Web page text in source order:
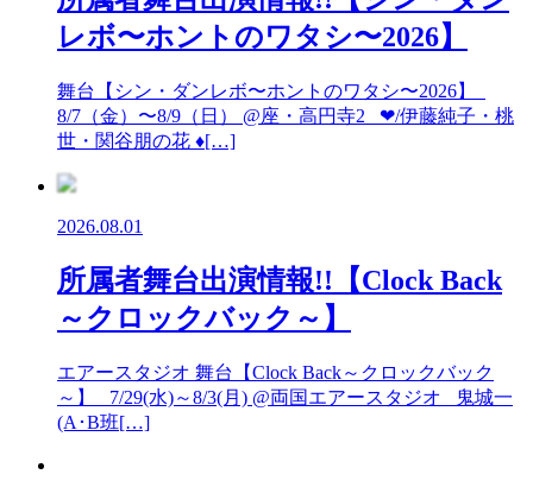
レボ〜ホントのワタシ〜2026】
舞台【シン・ダンレボ〜ホントのワタシ〜2026】
8/7（金）〜8/9（日） @座・高円寺2 ❤︎/伊藤純子・桃
世・関谷朋の花 ♦︎[…]
2026.08.01
所属者舞台出演情報!!【Clock Back
～クロックバック～】
エアースタジオ 舞台【Clock Back～クロックバック
～】 7/29(水)～8/3(月) @両国エアースタジオ 鬼城一
(A･B班[…]